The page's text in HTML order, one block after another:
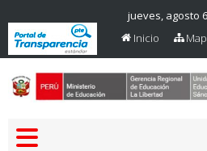
jueves, agosto
Inicio